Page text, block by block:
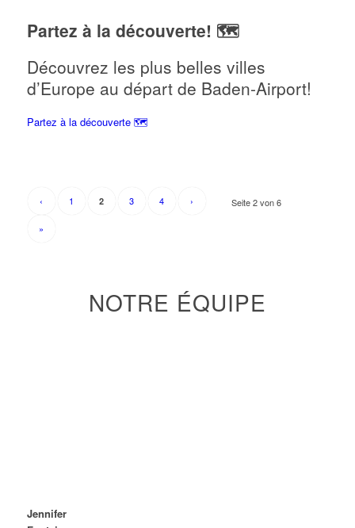
Partez à la découverte! 🗺
Découvrez les plus belles villes
d’Europe au départ de Baden-Airport!
Partez à la découverte 🗺
Seite 2 von 6
‹ 1 2 3 4 ›
»
NOTRE ÉQUIPE
Jennifer